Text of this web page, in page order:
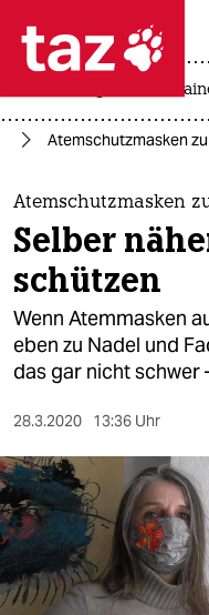
 taz
themen
politik
öko
gesellschaft
sport
berlin
nord
wahrheit
krieg in der
Atemschutzmasken
Atemschutzmasken
Selber
schützen
Wenn Atemmasken
eben zu Nadel und
das gar nicht schwer
28.3.2020 13:36 Uhr